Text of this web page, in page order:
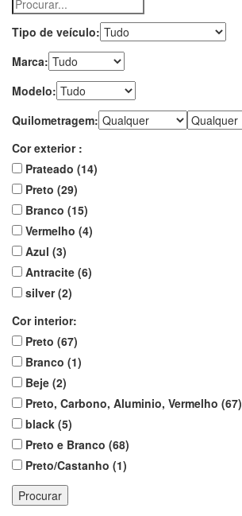
Tipo de veículo:
Marca:
Modelo:
Quilometragem:
Cor exterior :
Prateado (14)
Preto (29)
Branco (15)
Vermelho (4)
Azul (3)
Antracite (6)
silver (2)
Cor interior:
Preto (67)
Branco (1)
Beje (2)
Preto, Carbono, Aluminio, Vermelho (67)
black (5)
Preto e Branco (68)
Preto/Castanho (1)
Procurar